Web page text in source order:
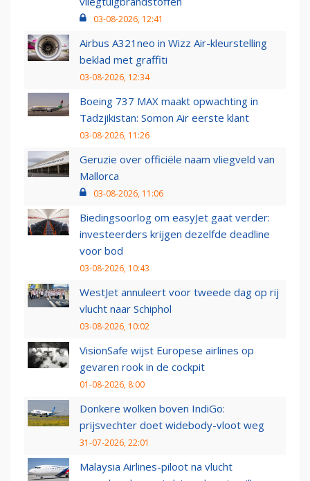
03-08-2026, 12:41
Airbus A321neo in Wizz Air-kleurstelling
beklad met graffiti
03-08-2026, 12:34
Boeing 737 MAX maakt opwachting in
Tadzjikistan: Somon Air eerste klant
03-08-2026, 11:26
Geruzie over officiële naam vliegveld van
Mallorca
03-08-2026, 11:06
Biedingsoorlog om easyJet gaat verder:
investeerders krijgen dezelfde deadline
voor bod
03-08-2026, 10:43
WestJet annuleert voor tweede dag op rij
vlucht naar Schiphol
03-08-2026, 10:02
VisionSafe wijst Europese airlines op
gevaren rook in de cockpit
01-08-2026, 8:00
Donkere wolken boven IndiGo:
prijsvechter doet widebody-vloot weg
31-07-2026, 22:01
Malaysia Airlines-piloot na vlucht